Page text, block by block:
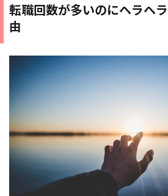
転職回数が多いのにヘラヘ
由